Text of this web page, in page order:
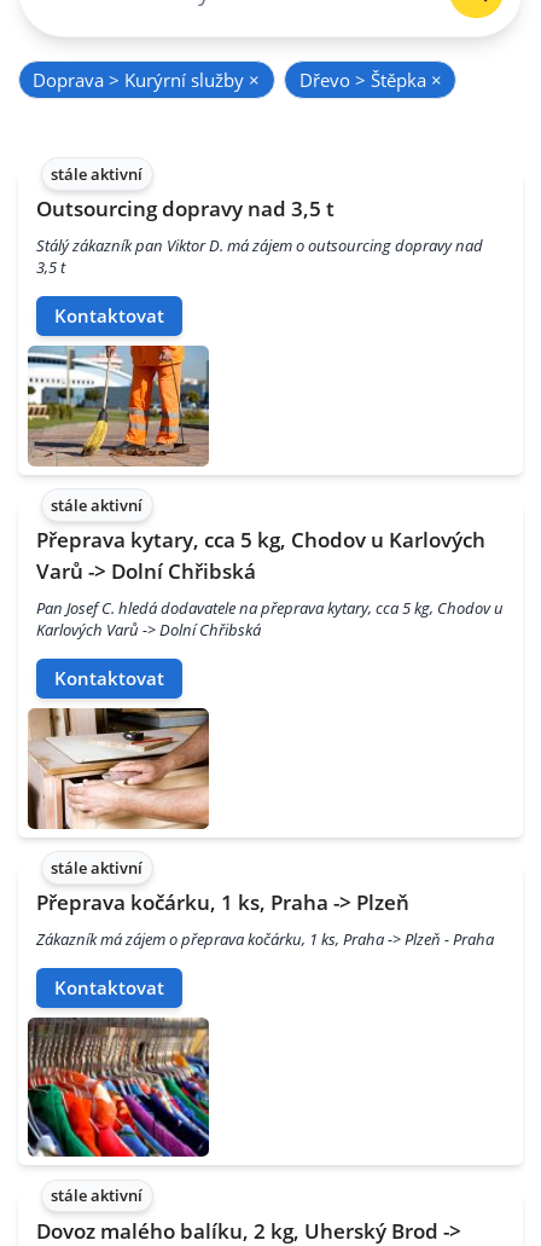
Doprava > Kurýrní služby × Dřevo > Štěpka ×
stále aktivní
Outsourcing dopravy nad 3,5 t
Stálý zákazník pan Viktor D. má zájem o outsourcing dopravy nad
3,5 t
Kontaktovat
stále aktivní
Přeprava kytary, cca 5 kg, Chodov u Karlových
Varů -> Dolní Chřibská
Pan Josef C. hledá dodavatele na přeprava kytary, cca 5 kg, Chodov u
Karlových Varů -> Dolní Chřibská
Kontaktovat
stále aktivní
Přeprava kočárku, 1 ks, Praha -> Plzeň
Zákazník má zájem o přeprava kočárku, 1 ks, Praha -> Plzeň - Praha
Kontaktovat
stále aktivní
Dovoz malého balíku, 2 kg, Uherský Brod ->